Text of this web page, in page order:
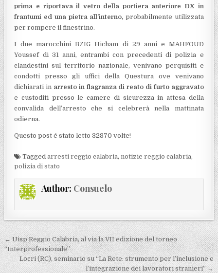
prima e riportava il vetro della portiera anteriore DX in
frantumi ed una pietra all’interno, probabilmente utilizzata
per rompere il finestrino.
I due marocchini BZIG Hicham di 29 anni e MAHFOUD
Youssef di 31 anni, entrambi con precedenti di polizia e
clandestini sul territorio nazionale, venivano perquisiti e
condotti presso gli uffici della Questura ove venivano
dichiarati in arresto in flagranza di reato di furto aggravato
e custoditi presso le camere di sicurezza in attesa della
convalida dell’arresto che si celebrerà nella mattinata
odierna.
Questo post é stato letto 32870 volte!
Taggedarresti reggio calabria,notizie reggio calabria,
polizia di stato
Author: Consuelo
Navigazione articoli
← Uisp Reggio Calabria, al via la VII edizione del torneo
“Interprofessionale”
Locri (RC), seminario su “La Rete: strumento per l’inclusione e
l’integrazione dei lavoratori stranieri” →